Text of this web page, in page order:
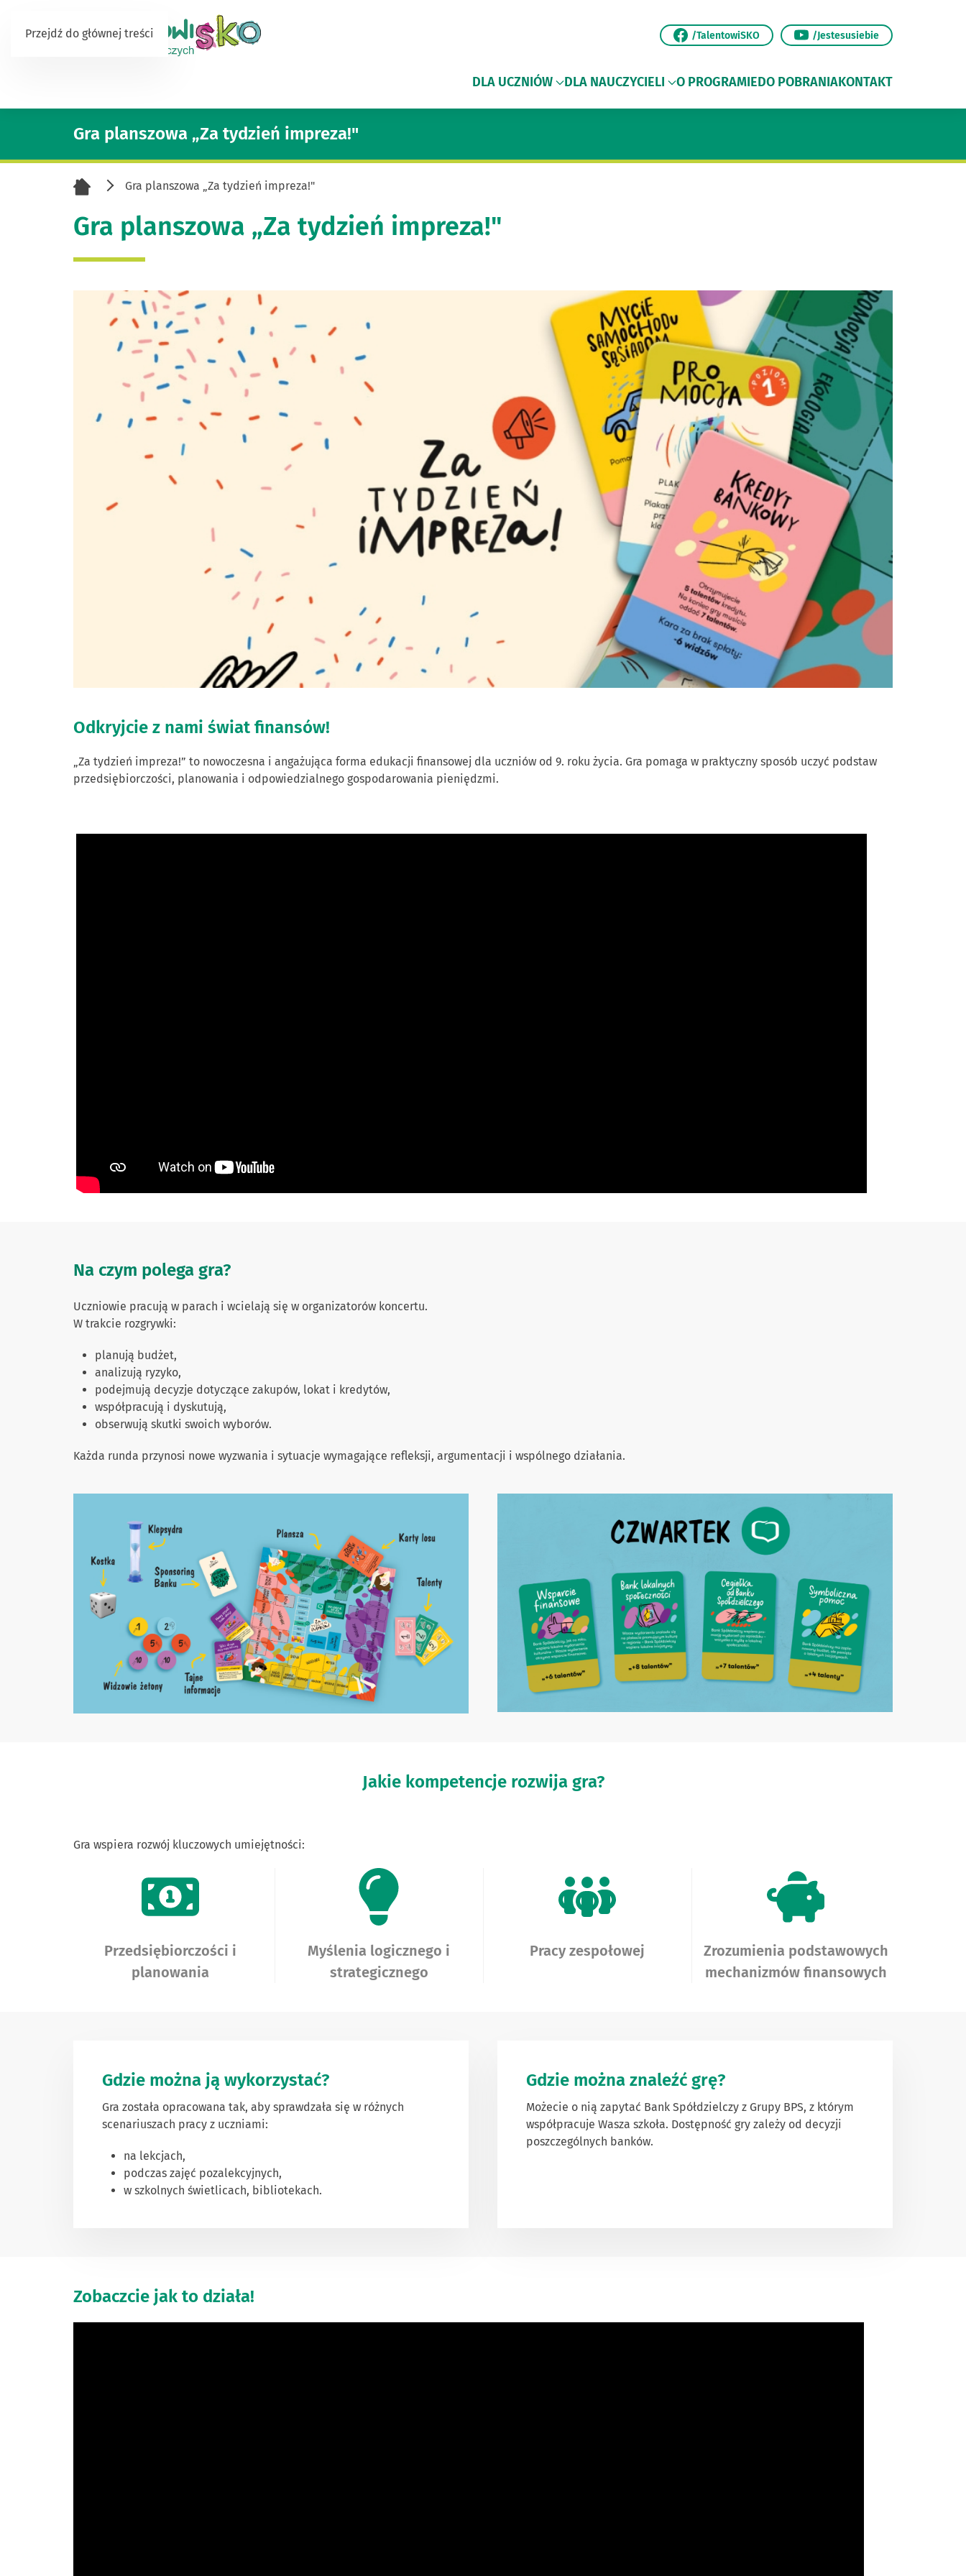
Przejdź do głównej treści /TalentowiSKO /Jestesusiebie
DLA UCZNIÓW DLA NAUCZYCIELI O PROGRAMIEDO POBRANIAKONTAKT
Gra planszowa „Za tydzień impreza!"
Gra planszowa „Za tydzień impreza!"
Gra planszowa „Za tydzień impreza!"
Odkryjcie z nami świat finansów!
„Za tydzień impreza!” to nowoczesna i angażująca forma edukacji finansowej dla uczniów od 9. roku życia. Gra pomaga w praktyczny sposób uczyć podstaw
przedsiębiorczości, planowania i odpowiedzialnego gospodarowania pieniędzmi.
Na czym polega gra?
Uczniowie pracują w parach i wcielają się w organizatorów koncertu.
W trakcie rozgrywki:
planują budżet,
analizują ryzyko,
podejmują decyzje dotyczące zakupów, lokat i kredytów,
współpracują i dyskutują,
obserwują skutki swoich wyborów.
Każda runda przynosi nowe wyzwania i sytuacje wymagające refleksji, argumentacji i wspólnego działania.
Jakie kompetencje rozwija gra?
Gra wspiera rozwój kluczowych umiejętności:
Przedsiębiorczości i
planowania
Myślenia logicznego i
strategicznego
Pracy zespołowej
Zrozumienia podstawowych
mechanizmów finansowych
Gdzie można ją wykorzystać?
Gra została opracowana tak, aby sprawdzała się w różnych
scenariuszach pracy z uczniami:
na lekcjach,
podczas zajęć pozalekcyjnych,
w szkolnych świetlicach, bibliotekach.
Gdzie można znaleźć grę?
Możecie o nią zapytać Bank Spółdzielczy z Grupy BPS, z którym
współpracuje Wasza szkoła. Dostępność gry zależy od decyzji
poszczególnych banków.
Zobaczcie jak to działa!